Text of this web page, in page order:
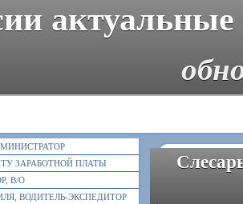
актуальные
ЗАРАБОТНОЙ ПЛАТЫ
В/О
ВОДИТЕЛЬ-ЭКСПЕДИТОР